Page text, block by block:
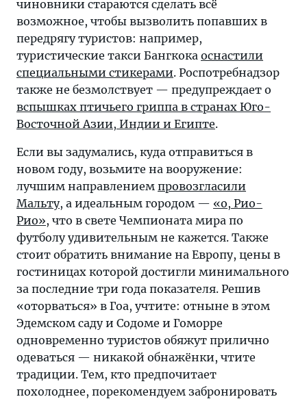
чиновники стараются сделать всё
возможное, чтобы вызволить попавших в
передрягу туристов: например,
туристические такси Бангкока оснастили
специальными стикерами. Роспотребнадзор
также не безмолствует — предупреждает о
вспышках птичьего гриппа в странах Юго-
Восточной Азии, Индии и Египте.
Если вы задумались, куда отправиться в
новом году, возьмите на вооружение:
лучшим направлением провозгласили
Мальту, а идеальным городом — «о, Рио-
Рио», что в свете Чемпионата мира по
футболу удивительным не кажется. Также
стоит обратить внимание на Европу, цены в
гостиницах которой достигли минимального
за последние три года показателя. Решив
«оторваться» в Гоа, учтите: отныне в этом
Эдемском саду и Содоме и Гоморре
одновременно туристов обяжут прилично
одеваться — никакой обнажёнки, чтите
традиции. Тем, кто предпочитает
похолоднее, порекомендуем забронировать